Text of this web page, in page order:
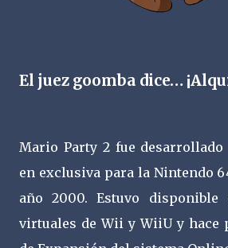
El juez goomba dice…
Mario Party 2 fue
en exclusiva para la Nintendo
año 2000. Estuvo disponible
virtuales de Wii y WiiU y hace